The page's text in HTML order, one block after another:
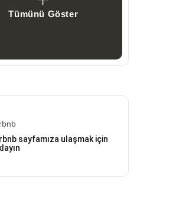
Tümünü Göster
sayfamıza ulaşmak için